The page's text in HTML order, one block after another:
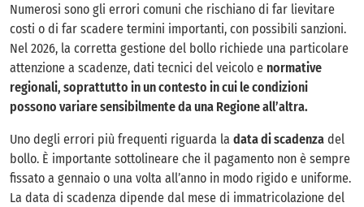
Numerosi sono gli errori comuni che rischiano di far lievitare
costi o di far scadere termini importanti, con possibili sanzioni.
Nel 2026, la corretta gestione del bollo richiede una particolare
attenzione a scadenze, dati tecnici del veicolo e normative
regionali, soprattutto in un contesto in cui le condizioni
possono variare sensibilmente da una Regione all’altra.
Uno degli errori più frequenti riguarda la data di scadenza del
bollo. È importante sottolineare che il pagamento non è sempre
fissato a gennaio o una volta all’anno in modo rigido e uniforme.
La data di scadenza dipende dal mese di immatricolazione del